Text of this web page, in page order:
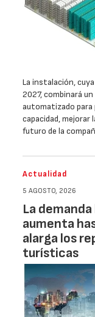
La instalación,
2027, combinará
automatizado para
capacidad, mejorar
futuro de la
Actualidad
5 AGOSTO, 2026
La
aumenta
alarga los
turísticas